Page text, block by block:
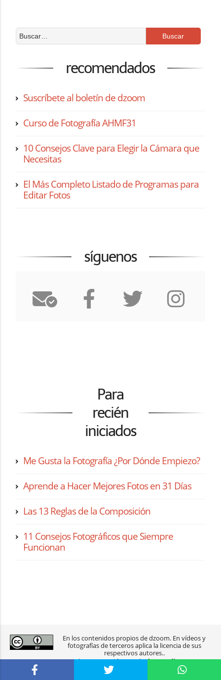
recomendados
Suscríbete al boletín de dzoom
Curso de Fotografía AHMF31
10 Consejos Clave para Elegir la Cámara que
Necesitas
El Más Completo Listado de Programas para
Editar Fotos
síguenos
Para
recién
iniciados
Me Gusta la Fotografía ¿Por Dónde Empiezo?
Aprende a Hacer Mejores Fotos en 31 Días
Las 13 Reglas de la Composición
11 Consejos Fotográficos que Siempre
Funcionan
En los contenidos propios de dzoom. En vídeos y
fotografías de terceros aplica la licencia de sus
respectivos autores..
2003-2026 dzoom, pasión por lafotografía.
aviso legal
política de privacidad contacto